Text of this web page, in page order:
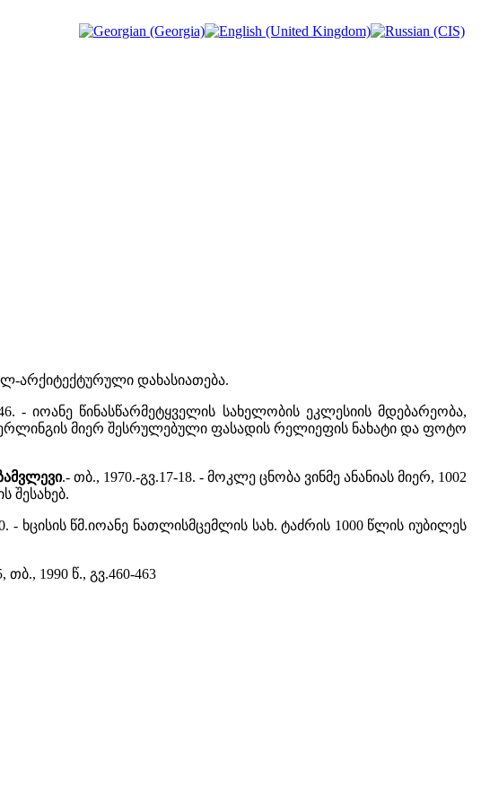
არქიტექტურული დახასიათება.
- იოანე წინასწარმეტყველის სახელობის ეკლესიის მდებარეობა,
მიერ შესრულებული ფასადის რელიეფის ნახატი და ფოტო
.- თბ., 1970.-გვ.17-18. - მოკლე ცნობა ვინმე ანანიას მიერ, 1002
შესახებ.
- ხცისის წმ.იოანე ნათლისმცემლის სახ. ტაძრის 1000 წლის იუბილეს
თბ., 1990 წ., გვ.460-463